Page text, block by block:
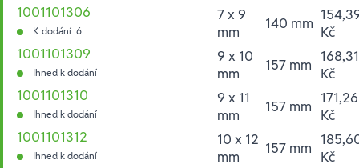
1001101306
K dodání: 6
7 x 9
mm
140 mm Kč
1001101309
Ihned k dodání
9 x 10
mm
157 mm 168,31
Kč
1001101310
Ihned k dodání
9 x 11
mm
157 mm 171,26
Kč
1001101312
Ihned k dodání
10 x 12
mm
157 mm Kč